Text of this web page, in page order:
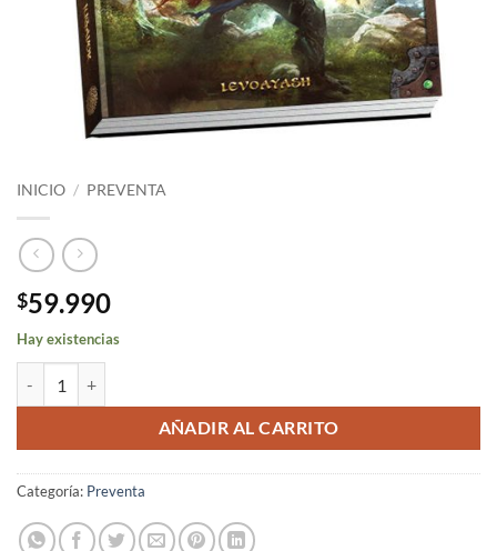
INICIO / PREVENTA
$59.990
Hay existencias
AÑADIR AL CARRITO
Categoría: Preventa